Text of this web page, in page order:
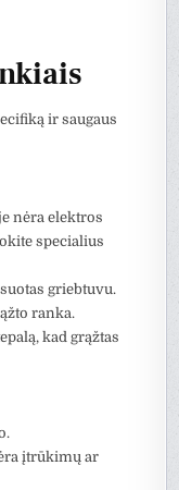
ir saugaus
nėra elektros
specialius
griebtuvu.
ranka.
kad grąžtas
įtrūkimų ar